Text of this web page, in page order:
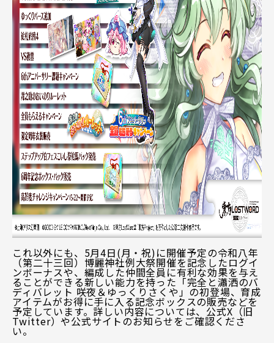
これ以外にも、5月4日(月・祝)に開催予定の令和八年
（第二十三回）博麗神社例大祭開催を記念したログイ
ンボーナスや、編成した仲間全員に有利な効果を与え
ることができる新しい能力を持った「完全と瀟洒のバ
ディバレット 咲夜＆ゆっくりさくや」の初登場、育成
アイテムがお得に手に入る記念ボックスの販売などを
予定しています。詳しい内容については、公式X（旧
Twitter）や公式サイトのお知らせをご確認くださ
い。